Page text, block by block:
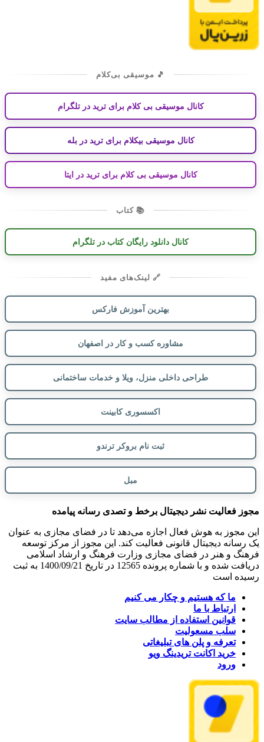
🎵 موسیقی بی‌کلام
کانال موسیقی بی کلام برای ترید در تلگرام
کانال موسیقی بیکلام برای ترید در بله
کانال موسیقی بی کلام برای ترید در ایتا
📚 کتاب
کانال دانلود رایگان کتاب در تلگرام
🔗 لینک‌های مفید
بهترین آموزش فارکس
مشاوره کسب و کار در اصفهان
طراحی داخلی منزل، ویلا و خدمات ساختمانی
اکسسوری کابینت
ثبت نام بروکر ترندو
مبل
مجوز فعالیت نشر دیجیتال برخط و تصدی رسانه پیامده
این مجوز به هوش فعال اجازه می‌دهد تا در فضای مجازی به عنوان
یک رسانه دیجیتال قانونی فعالیت کند. این مجوز از مرکز توسعه
فرهنگ و هنر در فضای مجازی وزارت فرهنگ و ارشاد اسلامی
دریافت شده و با شماره پرونده 12565 در تاریخ 1400/09/21 به ثبت
رسیده است
ما که هستیم و چکار می کنیم
ارتباط با ما
قوانین استفاده از مطالب سایت
سلب مسعولیت
تعرفه و پلن های تبلیغاتی
خرید اکانت تریدینگ ویو
ورود